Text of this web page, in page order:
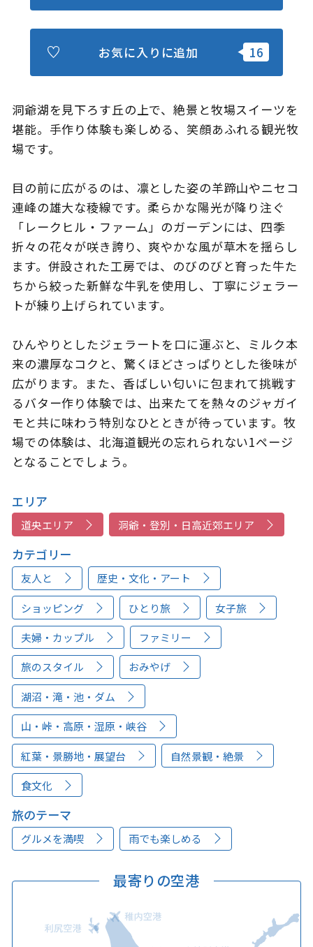
このサイトについて 観光資料
動画ライブラリー フォトライブラリー
お問い合わせ
Languages
洞爺湖を見下ろす丘の上で、絶景と牧場スイーツを
堪能。手作り体験も楽しめる、笑顔あふれる観光牧
場です。
目の前に広がるのは、凛とした姿の羊蹄山やニセコ
連峰の雄大な稜線です。柔らかな陽光が降り注ぐ
「レークヒル・ファーム」のガーデンには、四季
折々の花々が咲き誇り、爽やかな風が草木を揺らし
ます。併設された工房では、のびのびと育った牛た
ちから絞った新鮮な牛乳を使用し、丁寧にジェラー
トが練り上げられています。
ひんやりとしたジェラートを口に運ぶと、ミルク本
来の濃厚なコクと、驚くほどさっぱりとした後味が
広がります。また、香ばしい匂いに包まれて挑戦す
るバター作り体験では、出来たてを熱々のジャガイ
モと共に味わう特別なひとときが待っています。牧
場での体験は、北海道観光の忘れられない1ページ
となることでしょう。
お気に入りに追加
エリア
道央エリア 洞爺・登別・日高近郊エリア
カテゴリー
友人と 歴史・文化・アート
ショッピング ひとり旅 女子旅
夫婦・カップル ファミリー
旅のスタイル おみやげ
湖沼・滝・池・ダム
山・峠・高原・湿原・峡谷
紅葉・景勝地・展望台 自然景観・絶景
食文化
旅のテーマ
グルメを満喫 雨でも楽しめる
最寄りの空港